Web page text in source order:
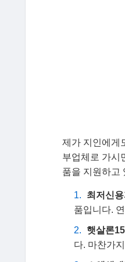
제가 지인에게
부업체로 가시
품을 지원하고
최저신
품입니다.
햇살론
다. 마찬가